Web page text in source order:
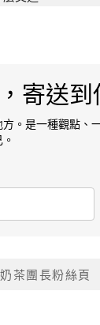
寄送
。是一種觀點、
奶茶團長粉絲頁